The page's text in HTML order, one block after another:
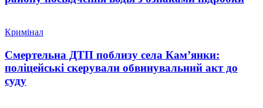
Кримінал
Смертельна ДТП поблизу села Кам’янки:
поліцейські скерували обвинувальний акт до
суду